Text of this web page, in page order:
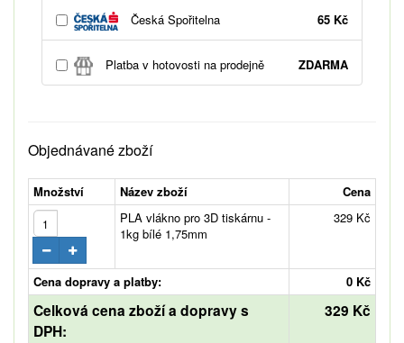
Česká Spořitelna 65 Kč
Platba v hotovosti na prodejně ZDARMA
Objednávané zboží
Množství Název zboží
Cena
PLA vlákno pro 3D tiskárnu -
1kg bílé 1,75mm
329 Kč
Cena dopravy a platby: 0 Kč
Celková cena zboží a dopravy s
DPH:
329 Kč